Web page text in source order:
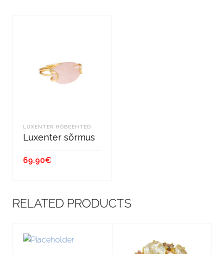
LUXENTER HÕBEEHTED
Luxenter sõrmus
69.90€
RELATED PRODUCTS